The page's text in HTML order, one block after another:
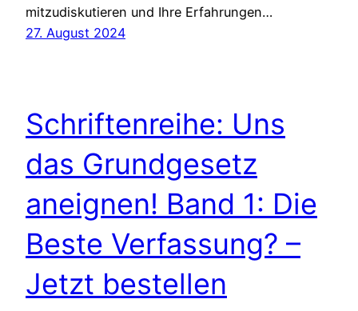
mitzudiskutieren und Ihre Erfahrungen…
27. August 2024
Schriftenreihe: Uns
das Grundgesetz
aneignen! Band 1: Die
Beste Verfassung? –
Jetzt bestellen